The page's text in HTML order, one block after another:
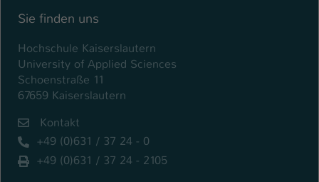
Sie finden uns
Hochschule Kaiserslautern
University of Applied Sciences
Schoenstraße 11
67659 Kaiserslautern
Kontakt
+49 (0)631 / 37 24 - 0
+49 (0)631 / 37 24 - 2105